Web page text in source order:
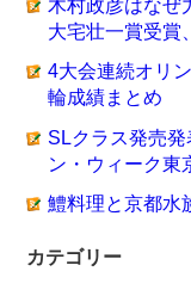
木村政彦はなぜ
大宅壮一賞受賞
4大会連続オリ
輪成績まとめ
SLクラス発売
ン・ウィーク東
鱧料理と京都水
カテゴリー